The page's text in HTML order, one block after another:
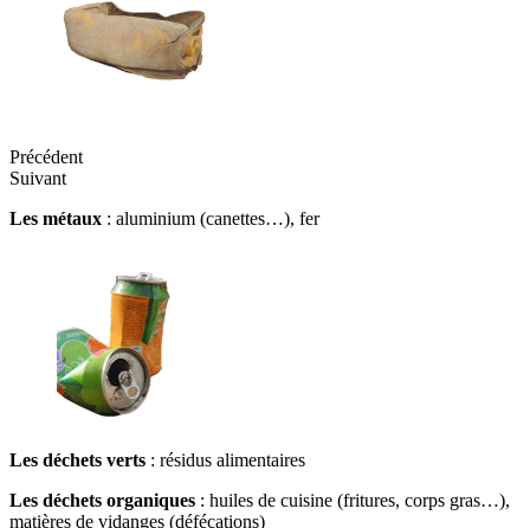
Précédent
Suivant
Les métaux : aluminium (canettes…), fer
Les déchets verts : résidus alimentaires
Les déchets organiques : huiles de cuisine (fritures, corps gras…),
matières de vidanges (défécations)